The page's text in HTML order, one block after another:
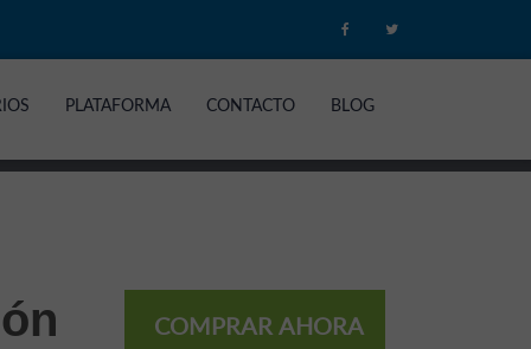
PLATAFORMA CONTACTO BLOG
COMPRAR AHORA